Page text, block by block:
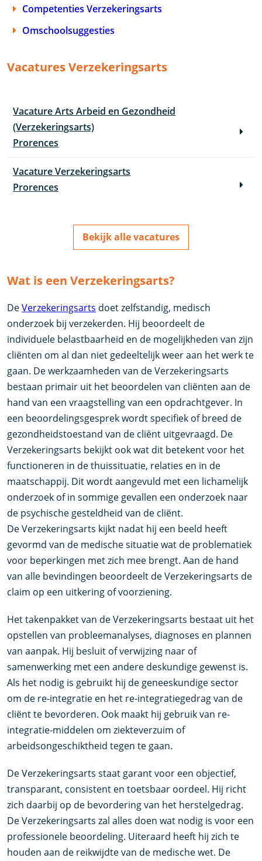
Competenties Verzekeringsarts
Omschoolsuggesties
Vacatures Verzekeringsarts
Vacature Arts Arbeid en Gezondheid
(Verzekeringsarts)
Prorences
Vacature Verzekeringsarts
Prorences
Bekijk alle vacatures
Wat is een Verzekeringsarts?
DeVerzekeringsarts doet zelfstandig, medisch
onderzoek bij verzekerden. Hij beoordeelt de
individuele belastbaarheid en de mogelijkheden van zijn
cliënten om al dan niet gedeeltelijk weer aan het werk te
gaan. De werkzaamheden van de Verzekeringsarts
bestaan primair uit het beoordelen van cliënten aan de
hand van een vraagstelling van een opdrachtgever. In
een beoordelingsgesprek wordt specifiek of breed de
gezondheidstoestand van de cliënt uitgevraagd. De
Verzekeringsarts bekijkt ook wat dit betekent voor het
functioneren in de thuissituatie, relaties en in de
maatschappij. Dit wordt aangevuld met een lichamelijk
onderzoek of in sommige gevallen een onderzoek naar
de psychische gesteldheid van de cliënt.
De Verzekeringsarts kijkt nadat hij een beeld heeft
gevormd van de medische situatie wat de problematiek
voor beperkingen met zich mee brengt. Aan de hand
van alle bevindingen beoordeelt de Verzekeringsarts de
claim op een uitkering of voorziening.
Het takenpakket van de Verzekeringsarts bestaat uit het
opstellen van probleemanalyses, diagnoses en plannen
van aanpak. Hij besluit of verwijzing naar of
samenwerking met een andere deskundige gewenst is.
Als het nodig is gebruikt hij de geneeskundige sector
om de re-integratie en het re-integratiegedrag van de
cliënt te bevorderen. Ook maakt hij gebruik van re-
integratie-middelen om ziekteverzuim of
arbeidsongeschiktheid tegen te gaan.
De Verzekeringsarts staat garant voor een objectief,
transparant, consistent en toetsbaar oordeel. Hij richt
zich daarbij op de bevordering van het herstelgedrag.
De Verzekeringsarts zal alles doen wat nodig is voor een
professionele beoordeling. Uiteraard heeft hij zich te
houden aan de reikwijdte van de medische wet. De